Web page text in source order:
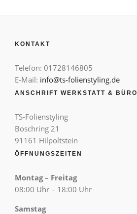
KONTAKT
Telefon: 01728146805
E-Mail: info@ts-folienstyling.de
ANSCHRIFT WERKSTATT & BÜRO
TS-Folienstyling
Boschring 21
91161 Hilpoltstein
ÖFFNUNGSZEITEN
Montag – Freitag
08:00 Uhr – 18:00 Uhr
Samstag